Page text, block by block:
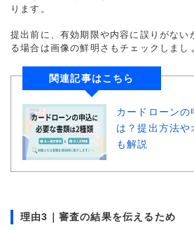
ります。
提出前に、有効期限や内容に誤りがない
る場合は画像の鮮明さもチェックしまし
関連記事はこちら
カードローン
は？提出方法や
も解説
理由3｜審査の結果を伝えるため